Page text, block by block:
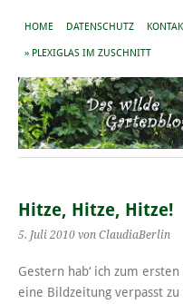
HOME DATENSCHUTZ
» PLEXIGLAS IM ZUSCHNITT
Hitze, Hitze, Hitze!
5. Juli 2010 von ClaudiaBerlin
Gestern hab‘ ich zum
eine Bildzeitung verpasst